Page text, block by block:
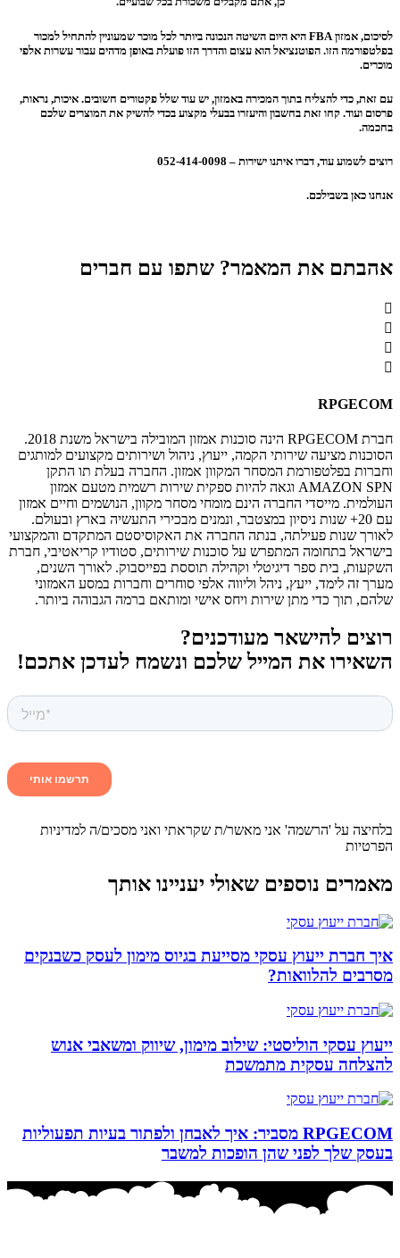
לסיכום, אמזון FBA היא היום השיטה הנכונה ביותר לכל מוכר שמעוניין להתחיל למכור
בפלטפורמה הזו. הפוטנציאל הוא עצום והדרך הזו פועלת באופן מדהים עבור עשרות אלפי
מוכרים.
עם זאת, כדי להצליח בתוך המכירה באמזון, יש עוד שלל פקטורים חשובים. איכות, נראות,
פרסום ועוד. קחו זאת בחשבון והיעזרו בבעלי מקצוע בכדי להשיק את המוצרים שלכם
בחכמה.
רוצים לשמוע עוד, דברו איתנו ישירות – 052-414-0098
אנחנו כאן בשבילכם.
אהבתם את המאמר? שתפו עם חברים
RPGECOM
חברת RPGECOM הינה סוכנות אמזון המובילה בישראל משנת 2018.
הסוכנות מציעה שירותי הקמה, ייעוץ, ניהול ושירותים מקצועים למותגים
וחברות בפלטפורמת המסחר המקוון אמזון. החברה בעלת תו התקן
AMAZON SPN וגאה להיות ספקית שירות רשמית מטעם אמזון
העולמית. מייסדי החברה הינם מומחי מסחר מקוון, הנושמים וחיים אמזון
עם 20+ שנות ניסיון במצטבר, ונמנים מבכירי התעשיה בארץ ובעולם.
לאורך שנות פעילתה, בנתה החברה את האקוסיסטם המתקדם והמקצועי
בישראל בתחומה המתפרש על סוכנות שירותים, סטודיו קריאטיבי, חברת
השקעות, בית ספר דיגיטלי וקהילה תוססת בפייסבוק. לאורך השנים,
מערך זה לימד, ייעץ, ניהל וליווה אלפי סוחרים וחברות במסע האמזוני
שלהם, תוך כדי מתן שירות ויחס אישי ומותאם ברמה הגבוהה ביותר.
רוצים להישאר מעודכנים?
השאירו את המייל שלכם ונשמח לעדכן אתכם!
בלחיצה על 'הרשמה' אני מאשר/ת שקראתי ואני מסכים/ה למדיניות
הפרטיות
מאמרים נוספים שאולי יעניינו אותך
איך חברת ייעוץ עסקי מסייעת בגיוס מימון לעסק כשבנקים
מסרבים להלוואות?
ייעוץ עסקי הוליסטי: שילוב מימון, שיווק ומשאבי אנוש
להצלחה עסקית מתמשכת
RPGECOM מסביר: איך לאבחן ולפתור בעיות תפעוליות
בעסק שלך לפני שהן הופכות למשבר